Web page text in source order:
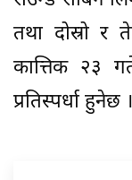
तथा दोस्रो र
कात्तिक २३
प्रतिस्पर्धा हुनेछ ।